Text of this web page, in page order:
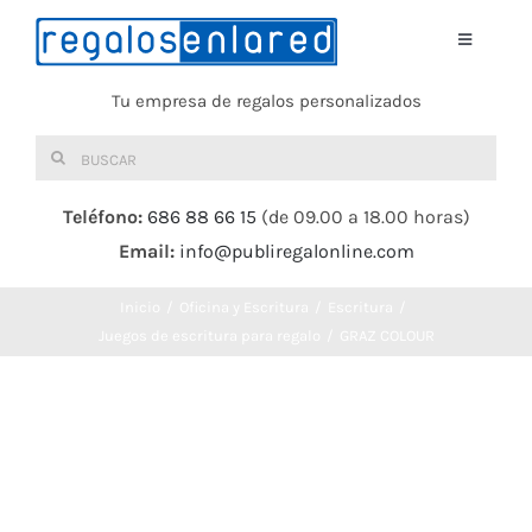
Saltar
Toggle
Tu empresa de regalos personalizados
Buscar:
Teléfono: 686 88 66 15 (de 09.00 a 18.00 horas)
Email: info@publiregalonline.com